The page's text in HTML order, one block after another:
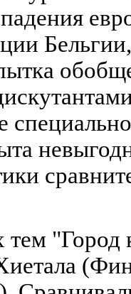
тем "Город